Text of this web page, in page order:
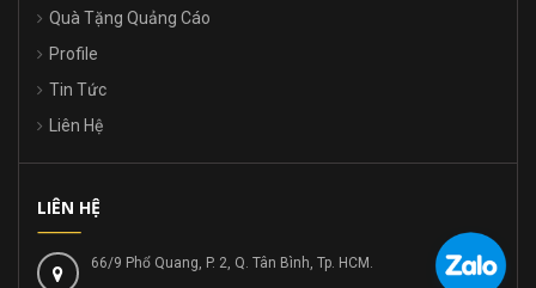
Quà Tặng Quảng Cáo
Profile
Tin Tức
Liên Hệ
LIÊN HỆ
66/9 Phổ Quang, P. 2, Q. Tân Bình, Tp. HCM.